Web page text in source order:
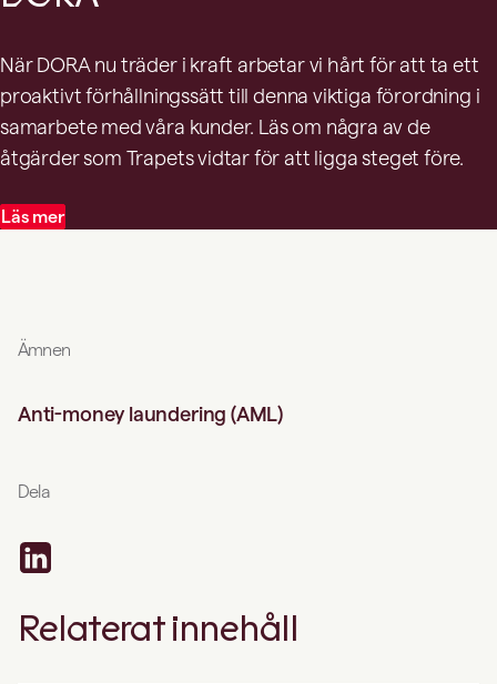
När DORA nu träder i kraft arbetar vi hårt för att ta ett
proaktivt förhållningssätt till denna viktiga förordning i
samarbete med våra kunder. Läs om några av de
åtgärder som Trapets vidtar för att ligga steget före.
Läs mer
Ämnen
Anti-money laundering (AML)
Dela
Relaterat innehåll